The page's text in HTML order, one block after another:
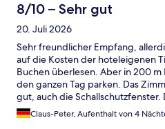
8/10 – Sehr gut
20. Juli 2026
Sehr freundlicher Empfang,
auf die Kosten der hoteleigenen
Buchen überlesen. Aber in 200
den ganzen Tag parken. Das
gut, auch die Schallschutzfenster.
angenehm leise. Das Frühstück
Dinge jedoch: Marmelade gab es
Claus-Peter, Aufenthalt von 4